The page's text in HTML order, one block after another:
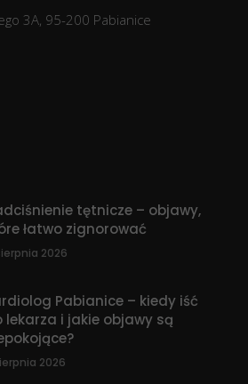
3A, 95-200 Pabianice
tętnicze – objawy,
łatwo zignorować
2026
Pabianice – kiedy iść
lekarza i jakie objawy są
2026